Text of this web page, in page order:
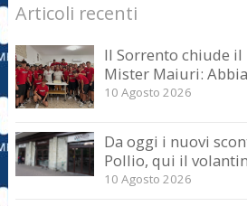
Articoli recenti
Il Sorrento chiude
Mister Maiuri:
10 Agosto 2026
Da oggi i nuovi
Pollio, qui il
10 Agosto 2026